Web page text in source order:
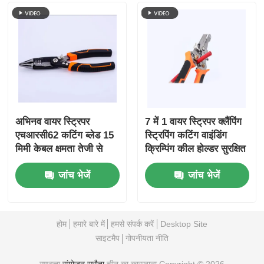
साइड कटिंग क्लीयर
अंत काटना सरौता
मल्टीफंक्शन क्लीयर
वायर स्ट्रिपर्स
मिश्रित कतरनी
अभिनव वायर स्ट्रिपर
एचआरसी62 कटिंग ब्लेड 15
मिमी केबल क्षमता तेजी से
कठोर वायर कटिंग स्ट्रिपर
हैंड टूल्स
जांच भेजें
7 में 1 वायर स्ट्रिपर क्लैंपिंग
स्ट्रिपिंग कटिंग वाइंडिंग
क्रिम्पिंग कील होल्डर सुरक्षित
लॉकर
जांच भेजें
होम हमारे बारे में हमसे संपर्क करें
Desktop Site
साइटमैप
गोपनीयता नीति